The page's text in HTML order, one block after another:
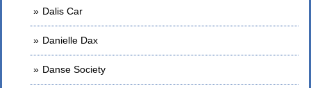
Dalis Car
Danielle Dax
Danse Society